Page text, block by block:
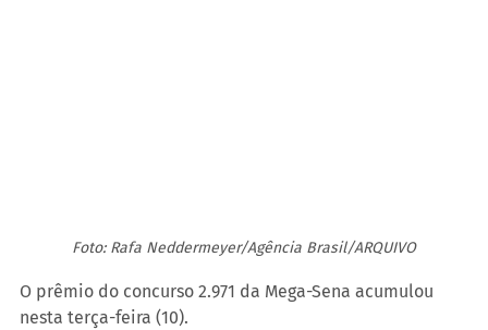
Foto: Rafa Neddermeyer/Agência Brasil/ARQUIVO
O prêmio do concurso 2.971 da Mega-Sena acumulou
nesta terça-feira (10).